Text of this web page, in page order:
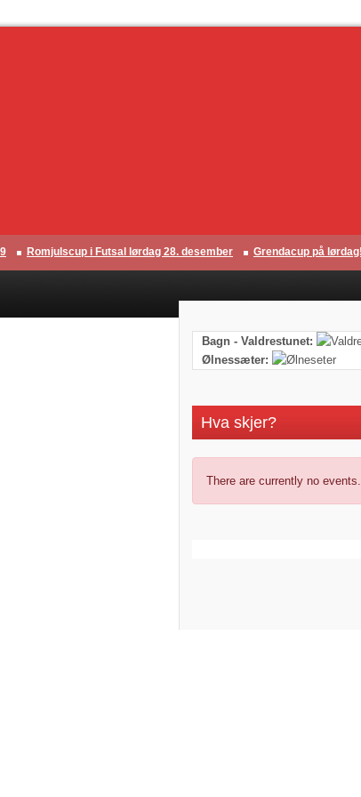
Romjulscup i Futsal lørdag 28. desember Grendacup på lørdag!
Bagn - Valdrestunet:
Ølnessæter:
Hva skjer?
There are currently no events.